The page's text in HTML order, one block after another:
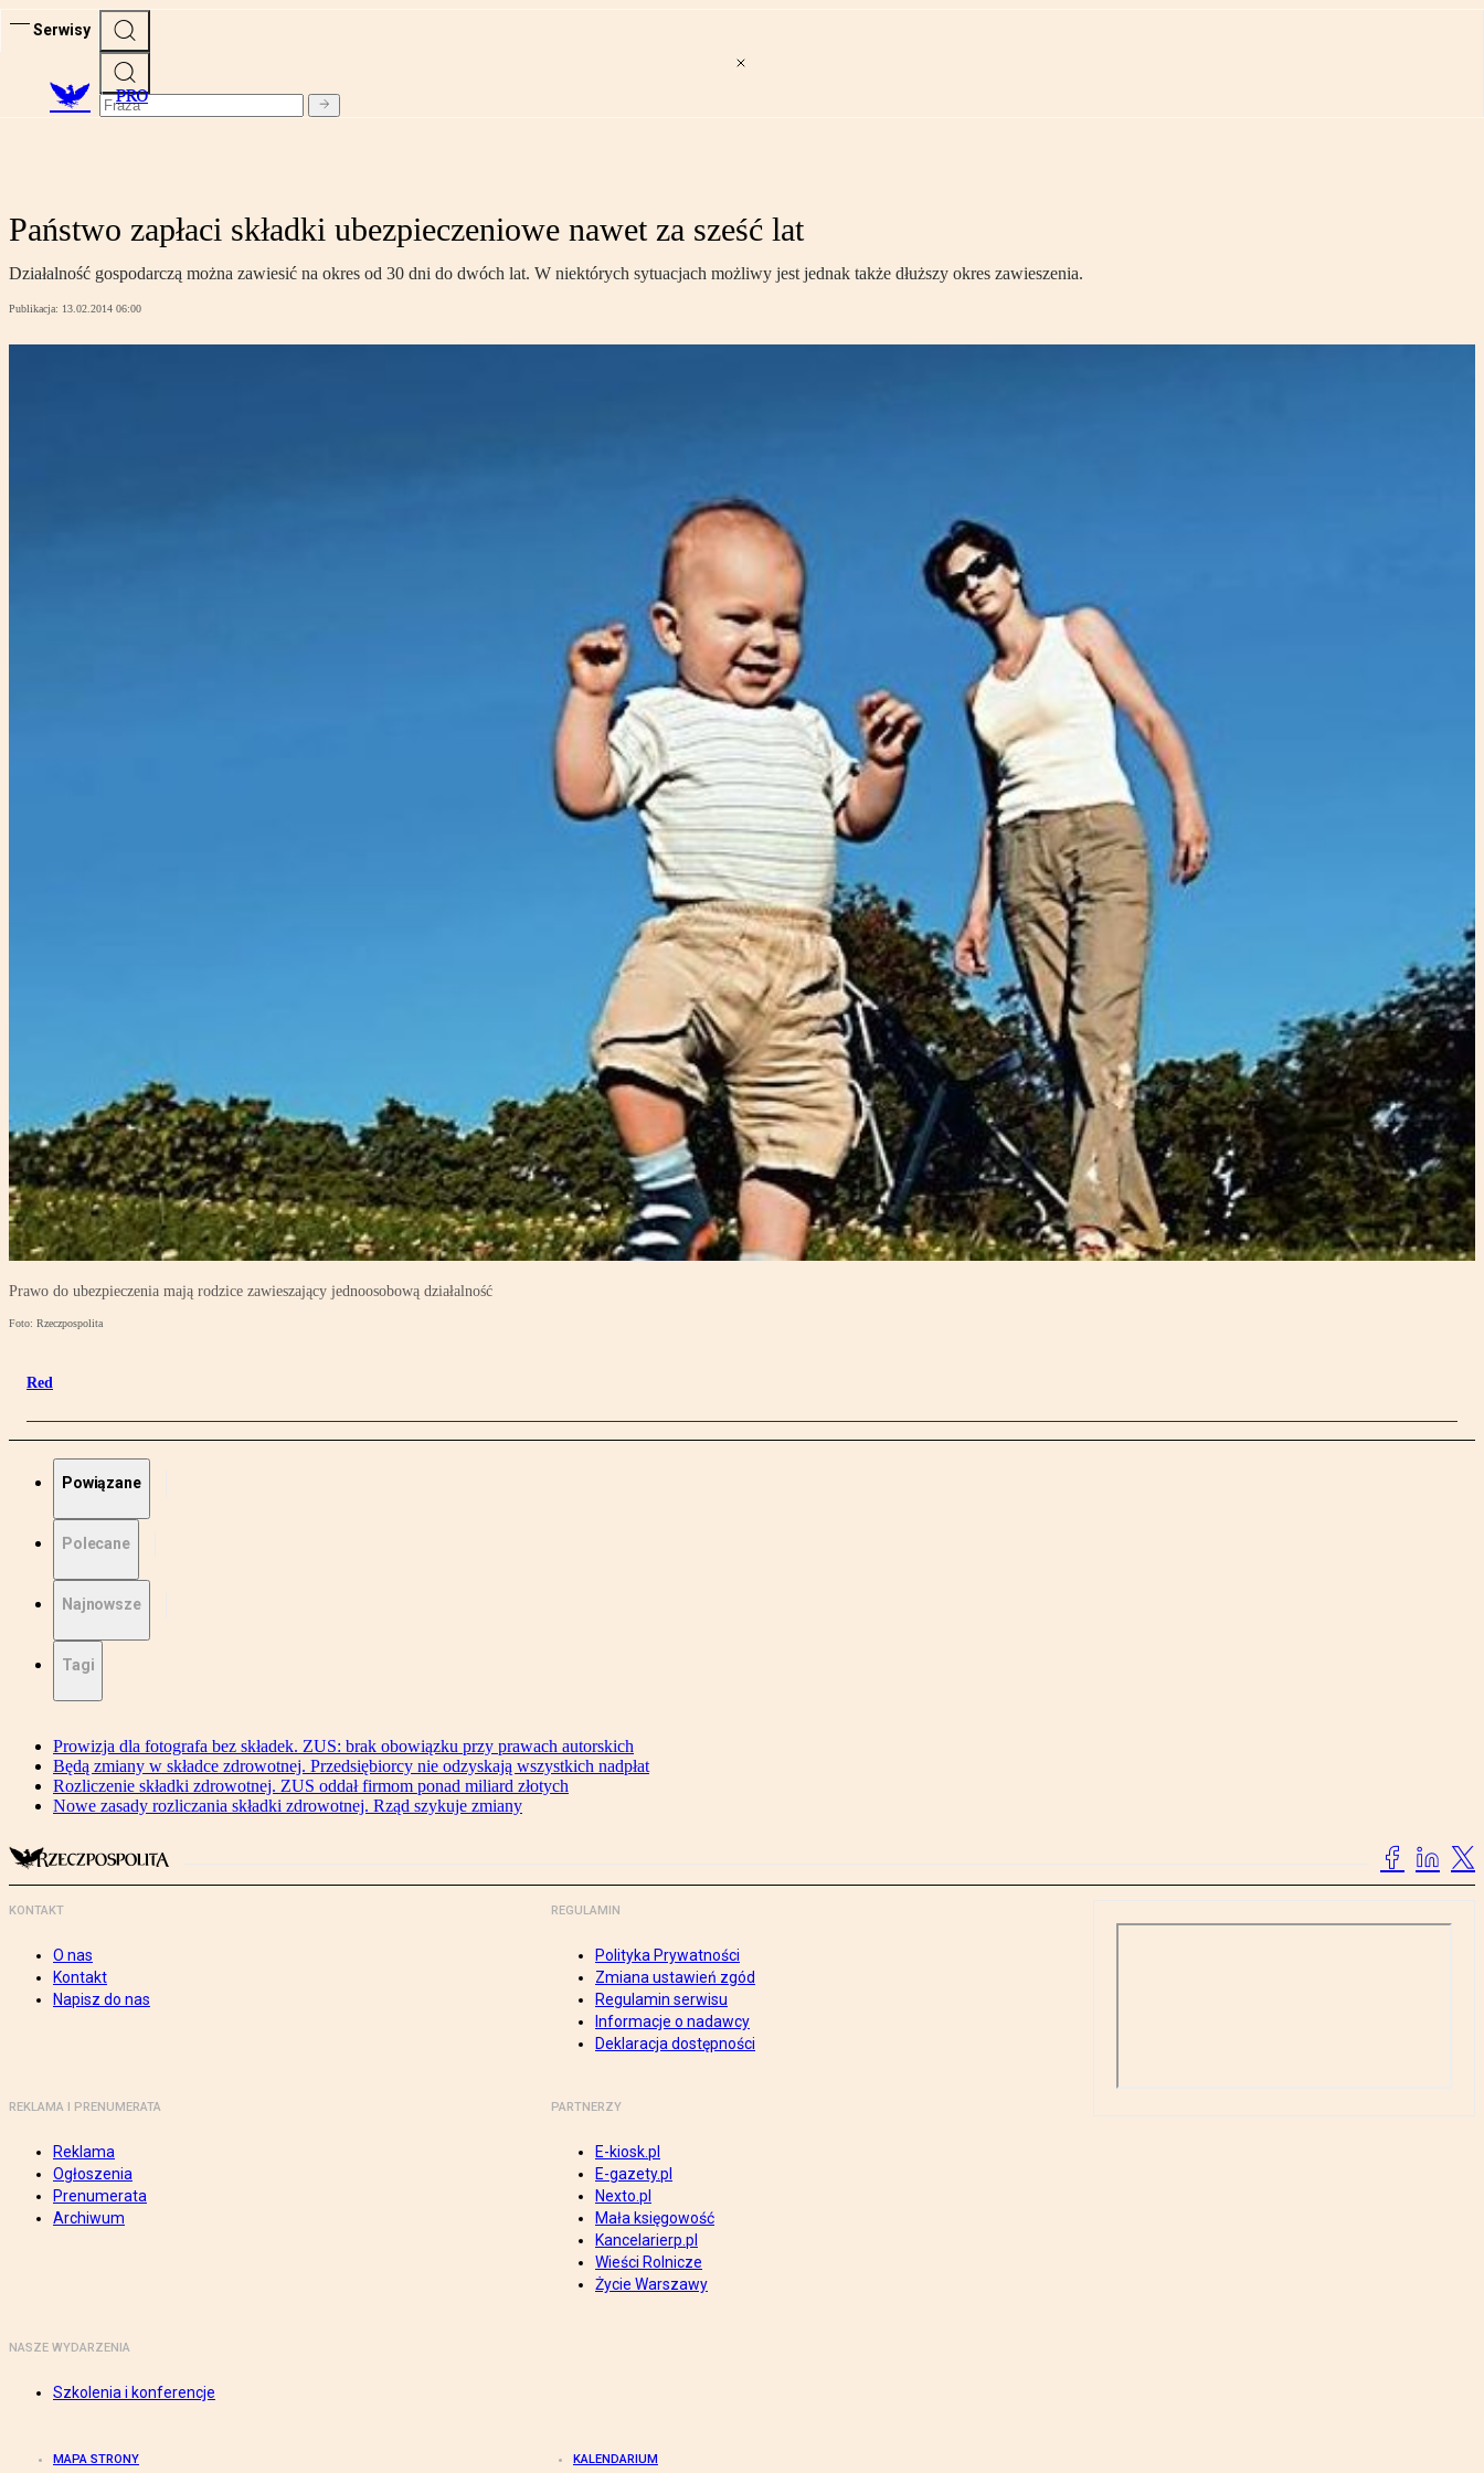
Serwisy
PRO
Państwo zapłaci składki ubezpieczeniowe nawet za sześć lat
Działalność gospodarczą można zawiesić na okres od 30 dni do dwóch lat. W niektórych sytuacjach możliwy jest jednak także dłuższy okres zawieszenia.
Publikacja: 13.02.2014 06:00
Prawo do ubezpieczenia mają rodzice zawieszający jednoosobową działalność
Foto: Rzeczpospolita
Red
Powiązane
Polecane
Najnowsze
Tagi
Prowizja dla fotografa bez składek. ZUS: brak obowiązku przy prawach autorskich
Będą zmiany w składce zdrowotnej. Przedsiębiorcy nie odzyskają wszystkich nadpłat
Rozliczenie składki zdrowotnej. ZUS oddał firmom ponad miliard złotych
Nowe zasady rozliczania składki zdrowotnej. Rząd szykuje zmiany
KONTAKT
O nas
Kontakt
Napisz do nas
REGULAMIN
Polityka Prywatności
Zmiana ustawień zgód
Regulamin serwisu
Informacje o nadawcy
Deklaracja dostępności
REKLAMA I PRENUMERATA
Reklama
Ogłoszenia
Prenumerata
Archiwum
PARTNERZY
E-kiosk.pl
E-gazety.pl
Nexto.pl
Mała księgowość
Kancelarierp.pl
Wieści Rolnicze
Życie Warszawy
NASZE WYDARZENIA
Szkolenia i konferencje
MAPA STRONY KALENDARIUM